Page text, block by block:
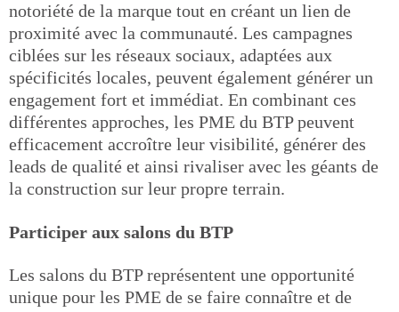
notoriété de la marque tout en créant un lien de
proximité avec la communauté. Les campagnes
ciblées sur les réseaux sociaux, adaptées aux
spécificités locales, peuvent également générer un
engagement fort et immédiat. En combinant ces
différentes approches, les PME du BTP peuvent
efficacement accroître leur visibilité, générer des
leads de qualité et ainsi rivaliser avec les géants de
la construction sur leur propre terrain.
Participer aux salons du BTP
Les salons du BTP représentent une opportunité
unique pour les PME de se faire connaître et de